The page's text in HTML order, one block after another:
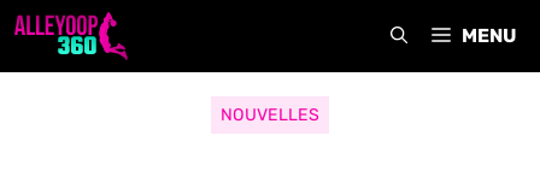
Aller
MENU
NOUVELLES